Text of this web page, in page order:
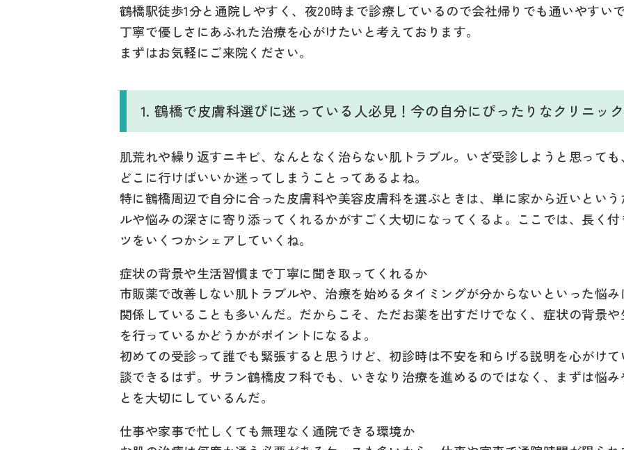
鶴橋駅徒歩1分と通院しやすく、夜20時まで診療しているので会社帰りでも通いやすいで
丁寧で優しさにあふれた治療を心がけたいと考えております。
まずはお気軽にご来院ください。
1. 鶴橋で皮膚科選びに迷っている人必見！今の自分にぴったりなクリニッ
肌荒れや繰り返すニキビ、なんとなく治らない肌トラブル。いざ受診しようと思っても
どこに行けばいいか迷ってしまうことってあるよね。
特に鶴橋周辺で自分に合った皮膚科や美容皮膚科を選ぶときは、単に家から近いとい
ルや悩みの深さに寄り添ってくれるかがすごく大切になってくるよ。ここでは、長く
ツをいくつかシェアしていくね。
症状の背景や生活習慣まで丁寧に聞き取ってくれるか
市販薬で改善しない肌トラブルや、治療を始めるタイミングが分からないといった悩
関係していることも多いんだ。だからこそ、ただお薬を出すだけでなく、症状の背景
を行っているかどうかがポイントになるよ。
初めての受診って誰でも緊張すると思うけど、初診時は不安を和らげる説明を心がけ
談できるはず。サラン鶴橋皮フ科でも、いきなり治療を進めるのではなく、まずは悩
とを大切にしているんだ。
仕事や家事で忙しくても無理なく通院できる環境か